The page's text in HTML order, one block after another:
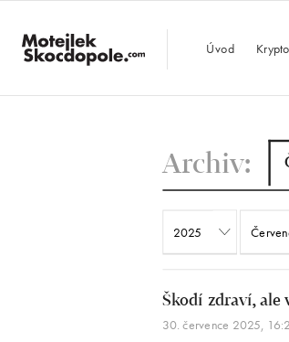
Úvod Krypto
Archiv:
Škodí zdraví, ale
30. července 2025,